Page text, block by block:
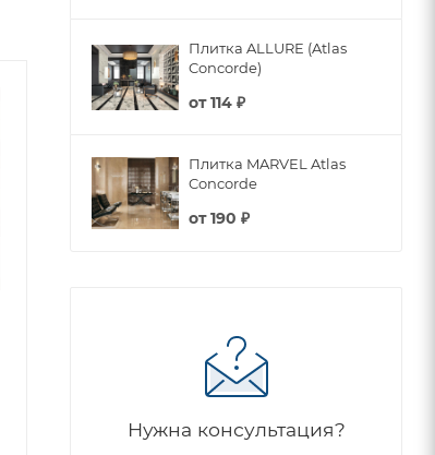
Плитка ALLURE (Atlas
Concorde)
от114 ₽
Плитка MARVEL Atlas
Concorde
от190 ₽
Нужна консультация?